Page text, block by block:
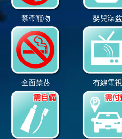
禁帶寵物 嬰兒澡盆
全面禁菸 有線電視